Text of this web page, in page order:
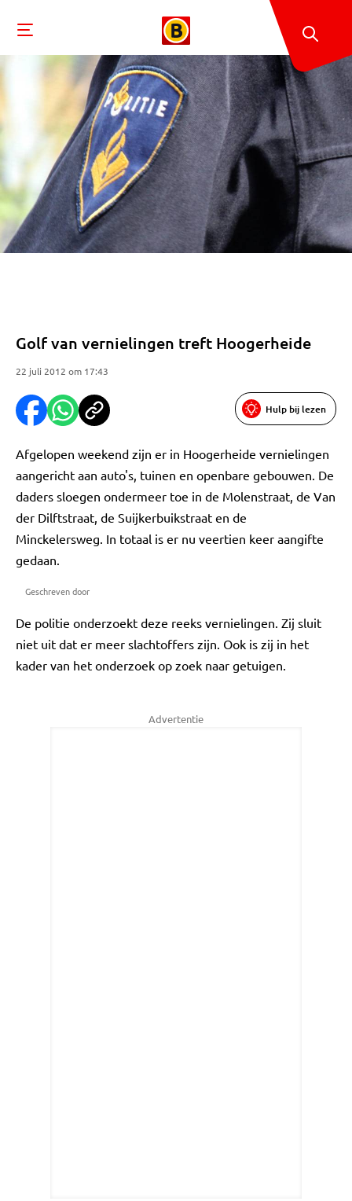
Golf van vernielingen treft Hoogerheide
22 juli 2012 om 17:43
Hulp bij lezen
Afgelopen weekend zijn er in Hoogerheide vernielingen
aangericht aan auto's, tuinen en openbare gebouwen. De
daders sloegen ondermeer toe in de Molenstraat, de Van
der Dilftstraat, de Suijkerbuikstraat en de
Minckelersweg. In totaal is er nu veertien keer aangifte
gedaan.
Geschreven door
De politie onderzoekt deze reeks vernielingen. Zij sluit
niet uit dat er meer slachtoffers zijn. Ook is zij in het
kader van het onderzoek op zoek naar getuigen.
Advertentie